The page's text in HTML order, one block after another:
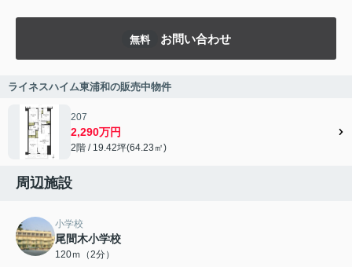
無料 お問い合わせ
ライネスハイム東浦和の販売中物件
207
2,290万円
2階 / 19.42坪(64.23㎡)
周辺施設
小学校
尾間木小学校
120ｍ（2分）